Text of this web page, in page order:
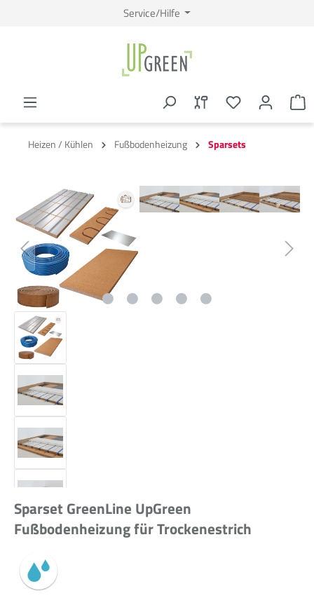
Service/Hilfe
Heizen / Kühlen Fußbodenheizung Sparsets
Sparset GreenLine UpGreen
Fußbodenheizung für Trockenestrich